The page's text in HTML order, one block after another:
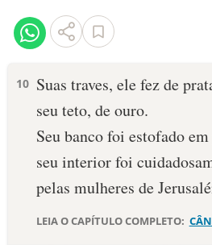
VERSÍCULOS
PALAVRA DO DIA
SALMO DO DIA
DEVOCIONAL DIÁRIO
10 Suas traves, ele fez de
seu teto, de ouro.
Seu banco foi estofado
seu interior foi
pelas mulheres de
LEIA O CAPÍTULO COMPLETO: